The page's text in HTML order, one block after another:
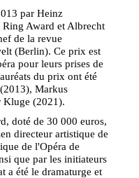
par Heinz
Award et Albrecht
de la revue
(Berlin). Ce prix est
pour leurs prises de
du prix ont été
Markus
Kluge (2021).
doté de 30 000 euros,
directeur artistique de
de l'Opéra de
que par les initiateurs
a été le dramaturge et